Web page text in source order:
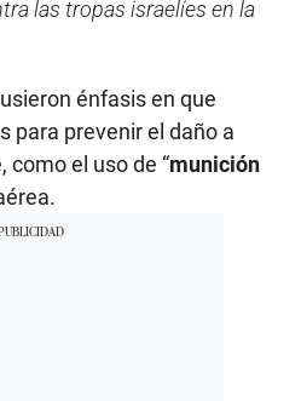
las tropas israelíes en la
énfasis en que
para prevenir el daño a
como el uso de “munición